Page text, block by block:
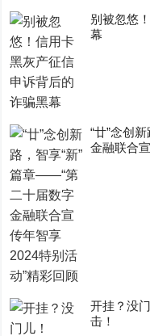
别被忽悠
幕
“廿”念创
金融联合
开挂？没
击！